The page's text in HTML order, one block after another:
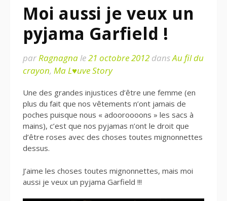
Moi aussi je veux un
pyjama Garfield !
parRagnagnale21 octobre 2012 dansAu fil du
crayon, Ma L♥uve Story
Une des grandes injustices d’être une femme (en
plus du fait que nos vêtements n’ont jamais de
poches puisque nous « adooroooons » les sacs à
mains), c’est que nos pyjamas n’ont le droit que
d’être roses avec des choses toutes mignonnettes
dessus.
J’aime les choses toutes mignonnettes, mais moi
aussi je veux un pyjama Garfield !!!